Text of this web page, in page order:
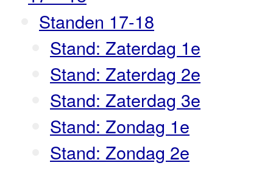
Standen 17-18
Stand: Zaterdag 1e
Stand: Zaterdag 2e
Stand: Zaterdag 3e
Stand: Zondag 1e
Stand: Zondag 2e